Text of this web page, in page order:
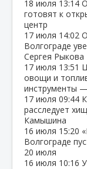
18 июля 13:14
готовят к
центр
17 июля 14:02
Волгограде
Сергея Рыкова
17 июля 13:51
овощи и
инструменты
17 июля 09:44
расследует
Камышина
16 июля 15:20
Волгограде
20 июля
16 июля 10:16